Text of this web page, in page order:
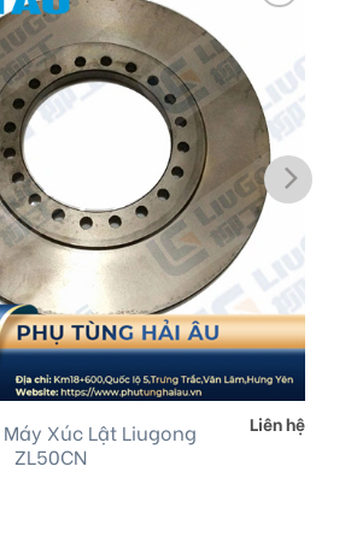
Xúc Lật Liugong
ZL50CN
Liên hệ